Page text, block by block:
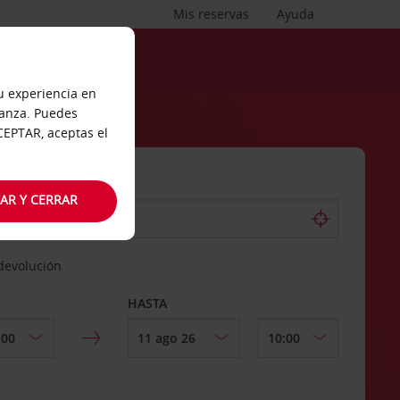
Ayuda
Mis reservas
HASTA
experiencia en
Puedes
aceptas el
Y CERRAR